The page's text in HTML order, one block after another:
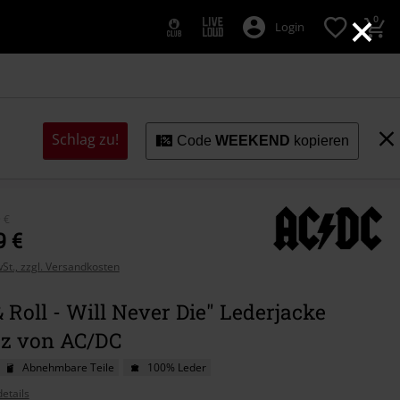
×
Login 0
Schlag zu! CodeWEEKEND kopieren
€
zzgl. Versandkosten
Roll - Will Never Die" Lederjacke
von AC/DC
Abnehmbare Teile
100% Leder